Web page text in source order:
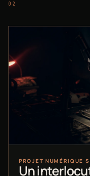
PROJET NUMÉRIQUE
Un